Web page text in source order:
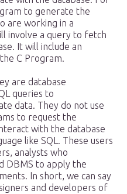
to generate the
are working in a
involve a query to fetch
It will include an
C Program.
are database
queries to
data. They do not use
to request the
with the database
like SQL. These users
analysts who
DBMS to apply the
In short, we can say
and developers of